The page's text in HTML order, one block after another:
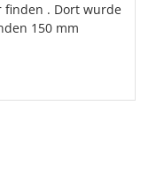
finden . Dort wurde
150 mm